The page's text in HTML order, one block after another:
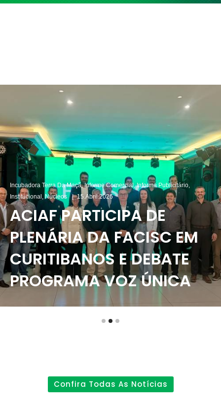
Incubadora Terra Da Maçã,Informe Comercial ,Informe Publicitário,
Institucional , Núcleos 15.abril.2026
ACIAF PARTICIPA DE
PLENÁRIA DA FACISC EM
CURITIBANOS E DEBATE
PROGRAMA VOZ ÚNICA
Confira Todas As Notícias